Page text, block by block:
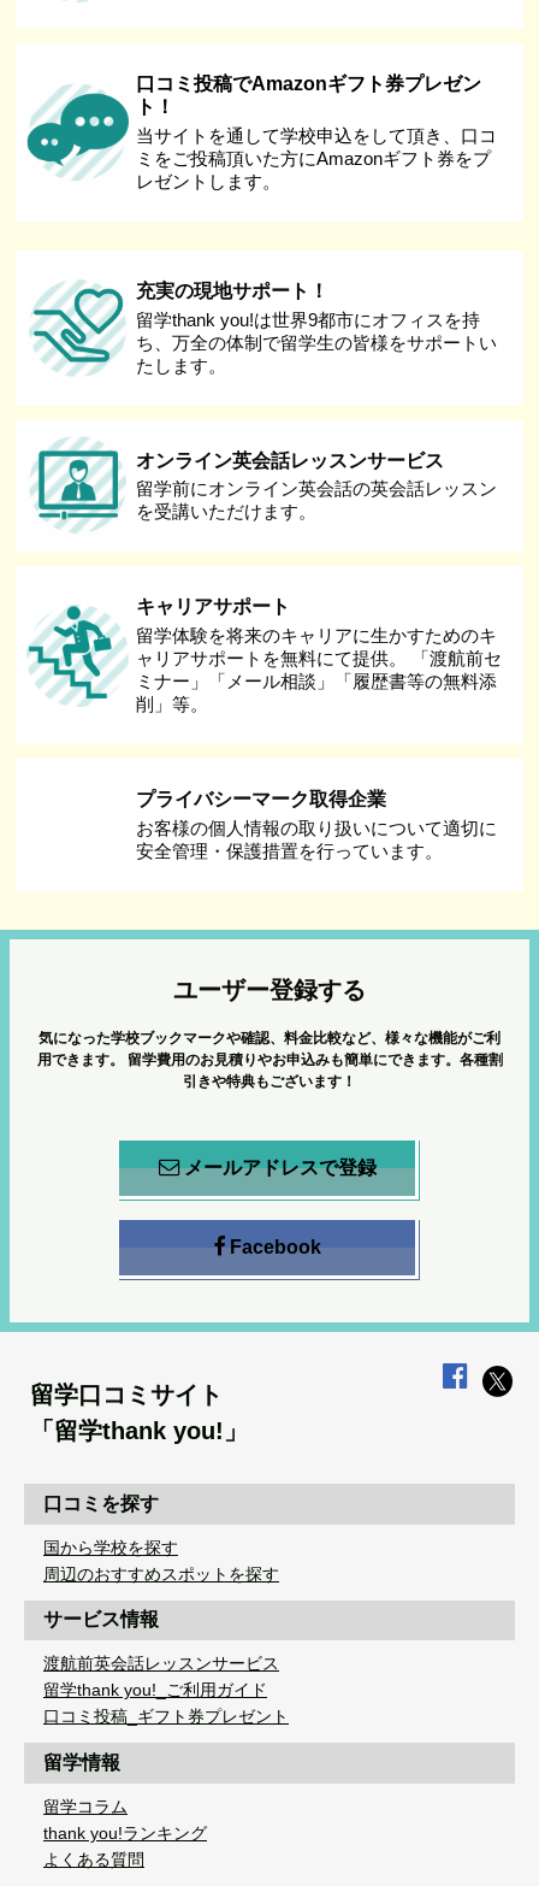
口コミ投稿でAmazonギフト券プレゼン
ト！
当サイトを通して学校申込をして頂き、口コ
ミをご投稿頂いた方にAmazonギフト券をプ
レゼントします。
充実の現地サポート！
留学thank you!は世界9都市にオフィスを持
ち、万全の体制で留学生の皆様をサポートい
たします。
オンライン英会話レッスンサービス
留学前にオンライン英会話の英会話レッスン
を受講いただけます。
キャリアサポート
留学体験を将来のキャリアに生かすためのキ
ャリアサポートを無料にて提供。 「渡航前セ
ミナー」「メール相談」「履歴書等の無料添
削」等。
プライバシーマーク取得企業
お客様の個人情報の取り扱いについて適切に
安全管理・保護措置を行っています。
ユーザー登録する
気になった学校ブックマークや確認、料金比較など、様々な機能がご利
用できます。
留学費用のお見積りやお申込みも簡単にできます。各種割
引きや特典もございます！
メールアドレスで登録
Facebook
留学口コミサイト
「留学thank you!」
口コミを探す
国から学校を探す
周辺のおすすめスポットを探す
サービス情報
渡航前英会話レッスンサービス
留学thank you!_ご利用ガイド
口コミ投稿_ギフト券プレゼント
留学情報
留学コラム
thank you!ランキング
よくある質問